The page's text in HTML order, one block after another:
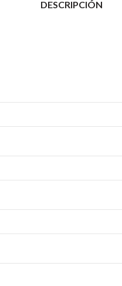
DESCRIPCIÓN